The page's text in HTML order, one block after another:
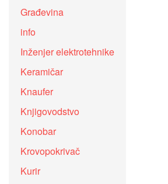
Građevina
info
Inženjer elektrotehnike
Keramičar
Knaufer
Knjigovodstvo
Konobar
Krovopokrivač
Kurir